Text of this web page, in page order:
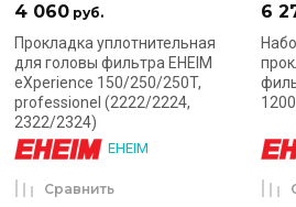
4 060 руб.
Прокладка уплотнительная
для головы фильтра EHEIM
eXperience 150/250/250T,
professionel (2222/2224,
2322/2324)
EHEIM
Сравнить
6